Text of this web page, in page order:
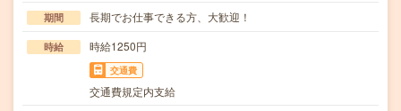
期間 長期でお仕事できる方、大歓迎！
時給 時給1250円
交通費
交通費規定内支給